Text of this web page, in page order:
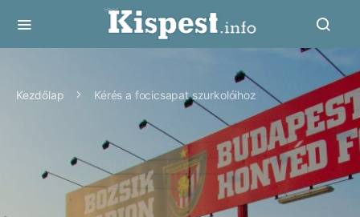
Kezdőlap Kérés a focicsapat szurkolóihoz